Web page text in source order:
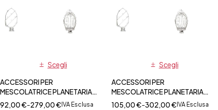
Scegli
ACCESSORI PER
MESCOLATRICE PLANETARIA
BE5 ZANUSSI/ELECTROLUX
92,00€-279,00€ IVA Esclusa
Scegli
ACCESSORI PER
MESCOLATRICE PLANETARIA
BE8 ZANUSSI/ELECTROLUX
105,00€-302,00€ IVA Esclusa